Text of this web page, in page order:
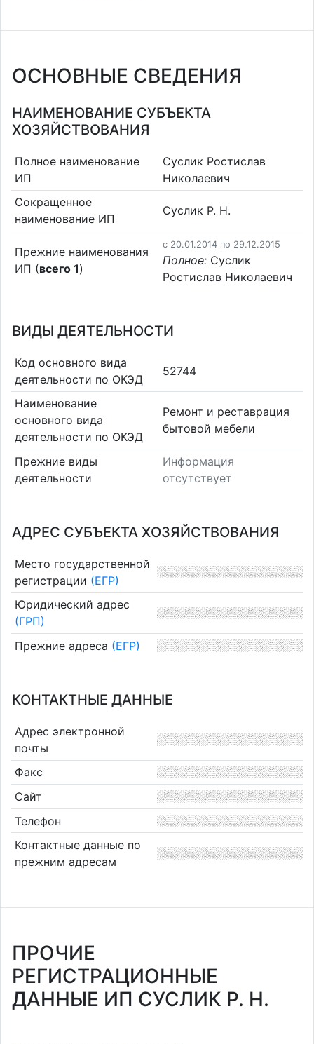
ОСНОВНЫЕ СВЕДЕНИЯ
НАИМЕНОВАНИЕ СУБЪЕКТА
ХОЗЯЙСТВОВАНИЯ
Полное наименование
ИП
Суслик Ростислав
Николаевич
Сокращенное
наименование ИП
Суслик Р. Н.
Прежние наименования
ИП (всего 1)
c 20.01.2014 по 29.12.2015
Полное: Суслик
Ростислав Николаевич
ВИДЫ ДЕЯТЕЛЬНОСТИ
Код основного вида
деятельности по ОКЭД
52744
Наименование
основного вида
деятельности по ОКЭД
Ремонт и реставрация
бытовой мебели
Прежние виды
деятельности
Информация
отсутствует
АДРЕС СУБЪЕКТА ХОЗЯЙСТВОВАНИЯ
Место государственной
регистрации (ЕГР)
Юридический адрес
(ГРП)
Прежние адреса (ЕГР)
КОНТАКТНЫЕ ДАННЫЕ
Адрес электронной
почты
Факс
Сайт
Телефон
Контактные данные по
прежним адресам
ПРОЧИЕ
РЕГИСТРАЦИОННЫЕ
ДАННЫЕ ИП СУСЛИК Р. Н.